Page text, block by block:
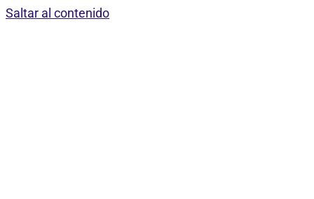
Saltar al contenido